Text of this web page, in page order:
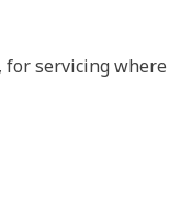
servicing